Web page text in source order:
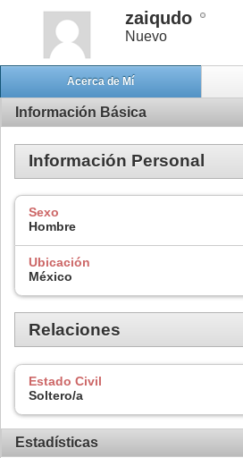
zaiqudo
Nuevo
Acerca de Mí
Información Básica
Información Personal
Sexo
Hombre
Ubicación
México
Relaciones
Estado Civil
Soltero/a
Estadísticas